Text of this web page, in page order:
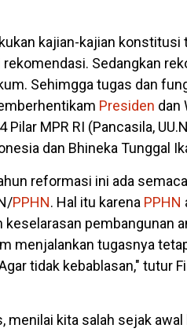
kajian-kajian konstitusi
Sedangkan
Sehimgga tugas dan
Presiden dan
MPR RI (Pancasila,
dan Bhineka Tunggal
reformasi ini ada
PPHN. Hal itu karena PPHN
pembangunan
menjalankan tugasnya
tidak kebablasan," tutur
menilai kita salah sejak awal